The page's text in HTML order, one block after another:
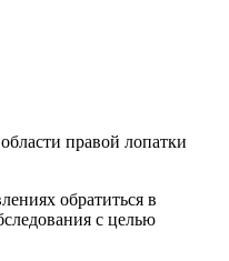
правой лопатки
обратиться в
с целью